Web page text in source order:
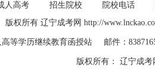
人高考 招生院校 院校电话
版权所有 辽宁成考网 http://
高等学历继续教育函授站 邮件：
版权所有： 辽宁成考